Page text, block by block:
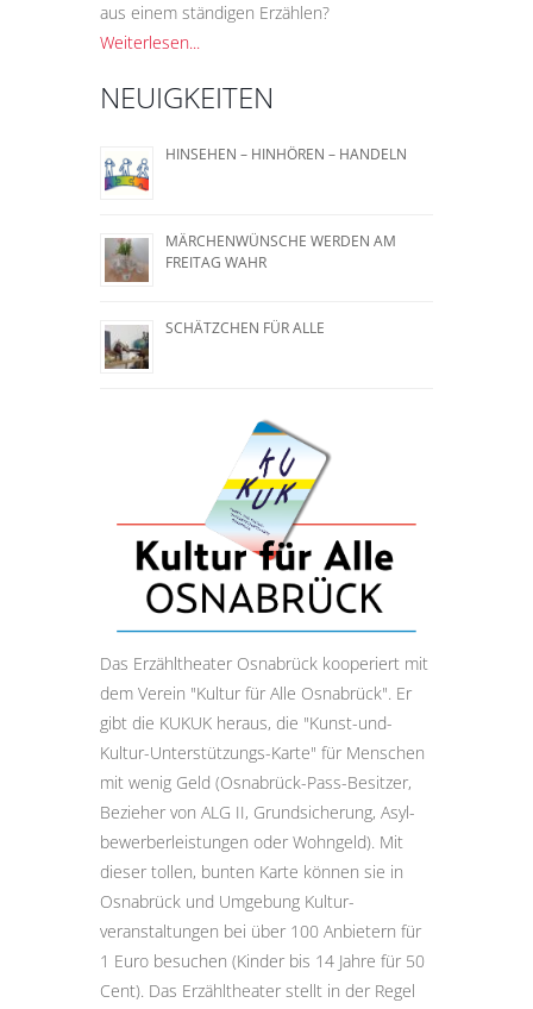
aus einem ständigen Erzählen?
Weiterlesen...
NEUIGKEITEN
HINSEHEN – HINHÖREN – HANDELN
MÄRCHENWÜNSCHE WERDEN AM
FREITAG WAHR
SCHÄTZCHEN FÜR ALLE
Das Erzähltheater Osnabrück kooperiert mit
dem Verein "Kultur für Alle Osnabrück". Er
gibt die KUKUK heraus, die "Kunst-und-
Kultur-Unter­stützungs-Karte" für Menschen
mit wenig Geld (Osnabrück-Pass-Besitzer,
Bezieher von ALG II, Grund­sicherung, Asyl­
bewerber­leistungen oder Wohngeld). Mit
dieser tollen, bunten Karte können sie in
Osnabrück und Umgebung Kultur­
veranstaltungen bei über 100 Anbietern für
1 Euro besuchen (Kinder bis 14 Jahre für 50
Cent). Das Erzähltheater stellt in der Regel